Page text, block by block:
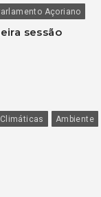
Açoriano
sessão
Ambiente